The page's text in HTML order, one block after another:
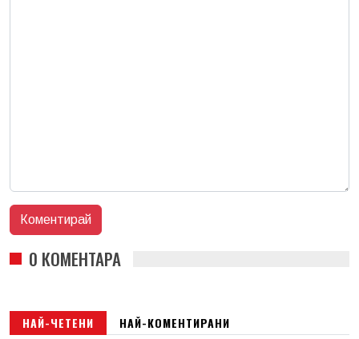
0 КОМЕНТАРА
НАЙ-ЧЕТЕНИ НАЙ-КОМЕНТИРАНИ